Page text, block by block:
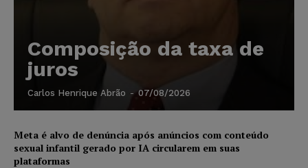
Composição da taxa de
juros
Carlos Henrique Abrão - 07/08/2026
Meta é alvo de denúncia após anúncios com conteúdo
sexual infantil gerado por IA circularem em suas
plataformas